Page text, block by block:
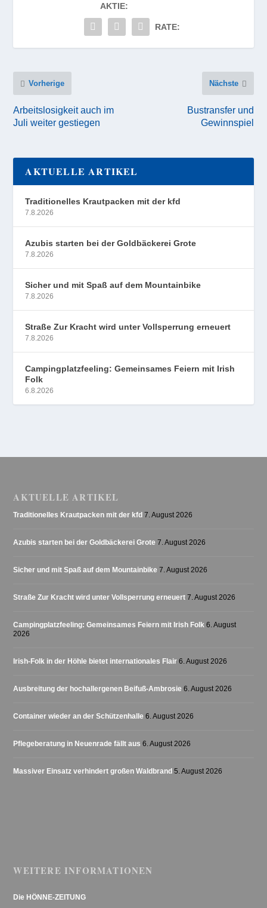
AKTIE:
RATE:
Vorherige
Arbeitslosigkeit auch im
Juli weiter gestiegen
Nächste
Bustransfer und
Gewinnspiel
AKTUELLE ARTIKEL
Traditionelles Krautpacken mit der kfd
7.8.2026
Azubis starten bei der Goldbäckerei Grote
7.8.2026
Sicher und mit Spaß auf dem Mountainbike
7.8.2026
Straße Zur Kracht wird unter Vollsperrung erneuert
7.8.2026
Campingplatzfeeling: Gemeinsames Feiern mit Irish
Folk
6.8.2026
AKTUELLE ARTIKEL
Traditionelles Krautpacken mit der kfd 7. August 2026
Azubis starten bei der Goldbäckerei Grote 7. August 2026
Sicher und mit Spaß auf dem Mountainbike 7. August 2026
Straße Zur Kracht wird unter Vollsperrung erneuert 7. August 2026
Campingplatzfeeling: Gemeinsames Feiern mit Irish Folk 6. August
2026
Irish-Folk in der Höhle bietet internationales Flair 6. August 2026
Ausbreitung der hochallergenen Beifuß-Ambrosie 6. August 2026
Container wieder an der Schützenhalle 6. August 2026
Pflegeberatung in Neuenrade fällt aus 6. August 2026
Massiver Einsatz verhindert großen Waldbrand 5. August 2026
WEITERE INFORMATIONEN
Die HÖNNE-ZEITUNG